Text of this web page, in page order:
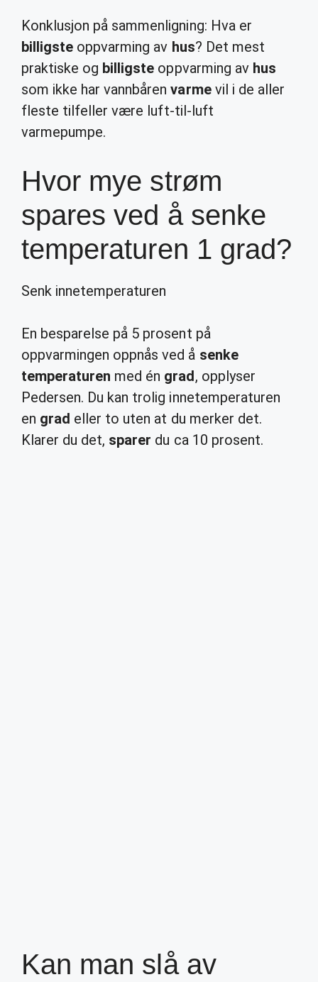
Konklusjon på sammenligning: Hva er
billigste oppvarming av hus? Det mest
praktiske og billigste oppvarming av hus
som ikke har vannbårenvarmevil i de aller
fleste tilfeller være luft-til-luft
varmepumpe.
Hvor mye strøm
spares ved å senke
temperaturen 1 grad?
Senk innetemperaturen
En besparelse på 5 prosent på
oppvarmingen oppnås ved å senke
temperaturen med én grad, opplyser
Pedersen. Du kan trolig innetemperaturen
en grad eller to uten at du merker det.
Klarer du det, sparer du ca 10 prosent.
Kan man slå av